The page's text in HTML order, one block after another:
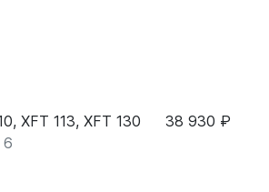
XFT 113, XFT 130
38 930 ₽